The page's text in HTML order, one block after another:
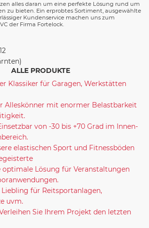
alles daran um eine perfekte Lösung rund um
zu bieten. Ein erprobtes Sortiment, ausgewählte
Kundenservice machen uns zum
der Firma Fortelock.
ALLE PRODUKTE
Klassiker für Garagen, Werkstätten
Alleskönner mit enormer Belastbarkeit
von -30 bis +70 Grad im Innen-
elastischen Sport und Fitnessböden
optimale Lösung für Veranstaltungen
Liebling für Reitsportanlagen,
uvm.
Sie Ihrem Projekt den letzten